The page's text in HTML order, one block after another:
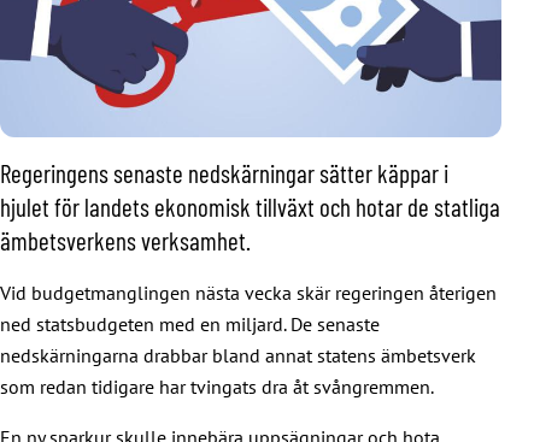
Regeringens senaste nedskärningar sätter käppar i
hjulet för landets ekonomisk tillväxt och hotar de statliga
ämbetsverkens verksamhet.
Vid budgetmanglingen nästa vecka skär regeringen återigen
ned statsbudgeten med en miljard. De senaste
nedskärningarna drabbar bland annat statens ämbetsverk
som redan tidigare har tvingats dra åt svångremmen.
En ny sparkur skulle innebära uppsägningar och hota